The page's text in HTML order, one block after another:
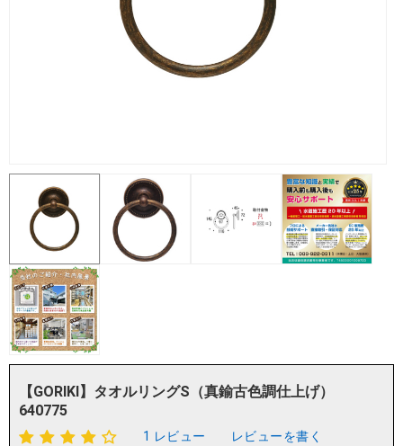
【GORIKI】タオルリングS（真鍮古色調仕上げ）
640775
1 レビュー レビューを書く